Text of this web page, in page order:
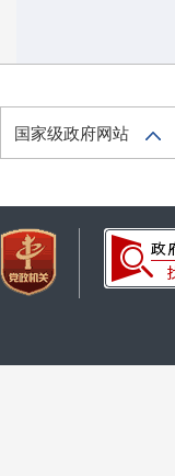
国家级政府网站